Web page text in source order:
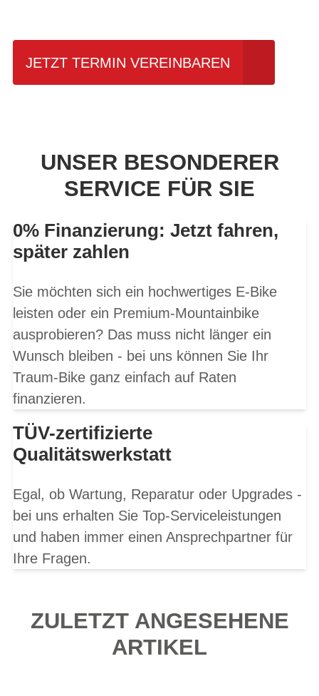
JETZT TERMIN VEREINBAREN
UNSER BESONDERER
SERVICE FÜR SIE
0% Finanzierung: Jetzt fahren,
später zahlen
Sie möchten sich ein hochwertiges E-Bike
leisten oder ein Premium-Mountainbike
ausprobieren? Das muss nicht länger ein
Wunsch bleiben - bei uns können Sie Ihr
Traum-Bike ganz einfach auf Raten
finanzieren.
TÜV-zertifizierte
Qualitätswerkstatt
Egal, ob Wartung, Reparatur oder Upgrades -
bei uns erhalten Sie Top-Serviceleistungen
und haben immer einen Ansprechpartner für
Ihre Fragen.
ZULETZT ANGESEHENE
ARTIKEL